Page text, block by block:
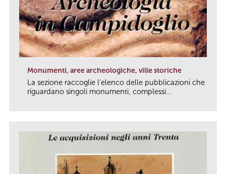
Monumenti, aree archeologiche, ville storiche
La sezione raccoglie l'elenco delle pubblicazioni che
riguardano singoli monumenti, complessi...